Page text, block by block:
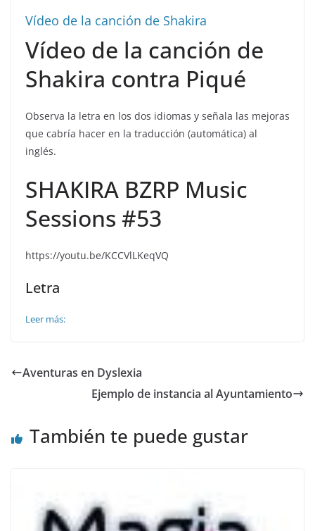
Vídeo de la canción de Shakira
Vídeo de la canción de
Shakira contra Piqué
Observa la letra en los dos idiomas y señala las mejoras
que cabría hacer en la traducción (automática) al
inglés.
SHAKIRA BZRP Music
Sessions #53
https://youtu.be/KCCVlLKeqVQ
Letra
Leer más:
Aventuras en Dyslexia
Ejemplo de instancia al Ayuntamiento
También te puede gustar